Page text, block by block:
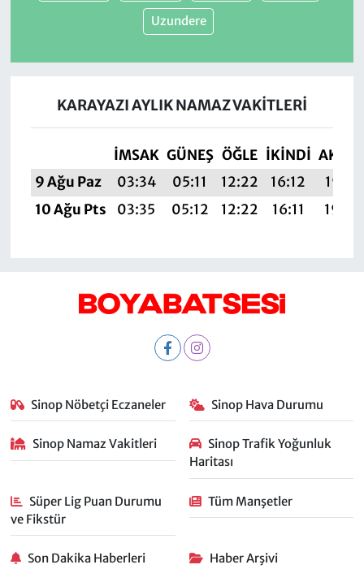
Uzundere
KARAYAZI AYLIK NAMAZ VAKITLERI
İMSAK GÜNEŞ ÖĞLE İKINDI
9 Ağu Paz
03:34 05:11 12:22 16:12
19:23
10 Ağu Pts
03:35 05:12 12:22 16:11 19:22
Sinop Nöbetçi Eczaneler Sinop Hava Durumu
Sinop Namaz Vakitleri
Sinop Trafik Yoğunluk
Haritası
Süper Lig Puan Durumu
ve Fikstür
Tüm Manşetler
Son Dakika Haberleri Haber Arşivi